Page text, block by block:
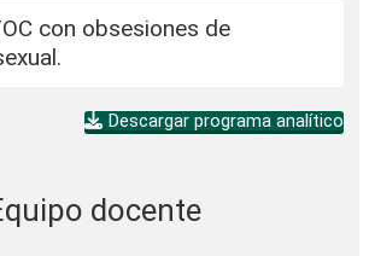
con obsesiones de
Descargar programa analítico
docente